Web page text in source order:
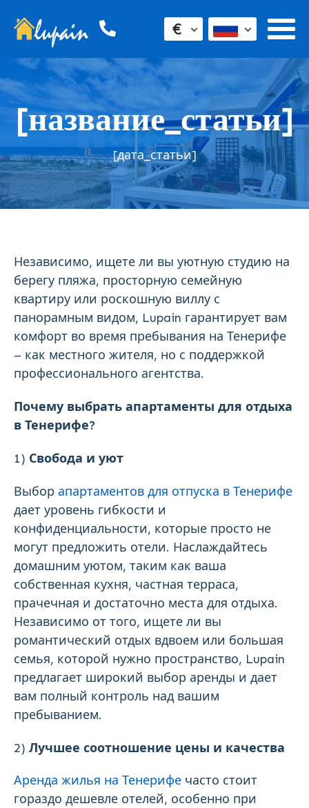
€
[название_статьи]
[дата_статьи]
Независимо, ищете ли вы уютную студию на
берегу пляжа, просторную семейную
квартиру или роскошную виллу с
панорамным видом, Lupain гарантирует вам
комфорт во время пребывания на Тенерифе
– как местного жителя, но с поддержкой
профессионального агентства.
Почему выбрать апартаменты для отдыха
в Тенерифе?
1) Свобода и уют
Выбор апартаментов для отпуска в Тенерифе
дает уровень гибкости и
конфиденциальности, которые просто не
могут предложить отели. Наслаждайтесь
домашним уютом, таким как ваша
собственная кухня, частная терраса,
прачечная и достаточно места для отдыха.
Независимо от того, ищете ли вы
романтический отдых вдвоем или большая
семья, которой нужно пространство, Lupain
предлагает широкий выбор аренды и дает
вам полный контроль над вашим
пребыванием.
2) Лучшее соотношение цены и качества
Аренда жилья на Тенерифе часто стоит
гораздо дешевле отелей, особенно при